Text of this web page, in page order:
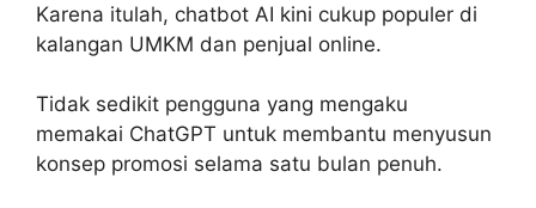
Karena itulah, chatbot AI kini cukup populer di
kalangan UMKM dan penjual online.
Tidak sedikit pengguna yang mengaku
memakai ChatGPT untuk membantu menyusun
konsep promosi selama satu bulan penuh.